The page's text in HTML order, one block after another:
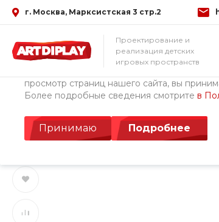
Использование файлов
Мы используем файлы cookie,
просмотр страниц нашего сайта, вы
Более подробные сведения смотрите в
Принимаю Подробнее
г. Москва, Марксистская 3 стр.2
Проектирование и
реализация детских
игровых пространств
Главная / Каталог товаров / Детские площадки
Игровой